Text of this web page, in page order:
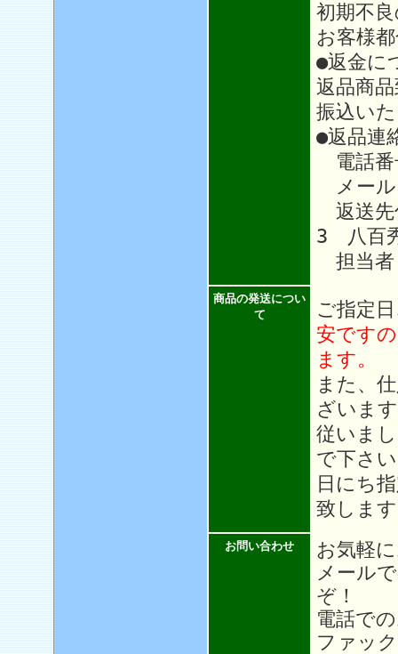
初期不
お客様
●返金に
返品商
振込い
●返品連
電話番
メー
返送先
3 八百
担当
商品の発送につい
て
ご指定
安です
ます。
また、
ざいま
従いま
で下さ
日にち
致しま
お問い合わせ
お気軽
メール
ぞ！
電話で
ファッ